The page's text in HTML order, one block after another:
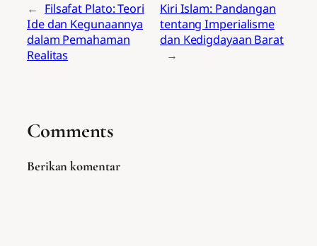
← Filsafat Plato: Teori
Ide dan Kegunaannya
dalam Pemahaman
Realitas
Kiri Islam: Pandangan
tentang Imperialisme
dan Kedigdayaan Barat
→
Comments
Berikan komentar